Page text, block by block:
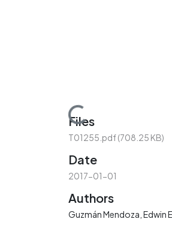
Loading...
Files
T01255.pdf(708.25 KB)
Date
2017-01-01
Authors
Guzmán Mendoza, Edwin